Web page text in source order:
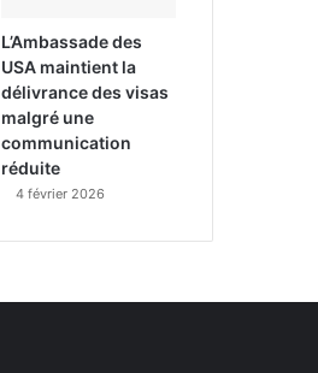
L’Ambassade des
USA maintient la
délivrance des visas
malgré une
communication
réduite
4 février 2026